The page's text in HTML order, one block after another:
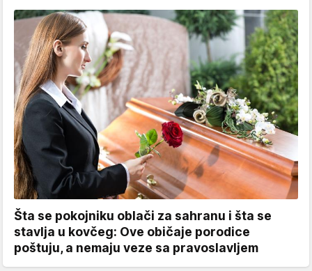
Šta se pokojniku oblači za sahranu i šta se
stavlja u kovčeg: Ove običaje porodice
poštuju, a nemaju veze sa pravoslavljem